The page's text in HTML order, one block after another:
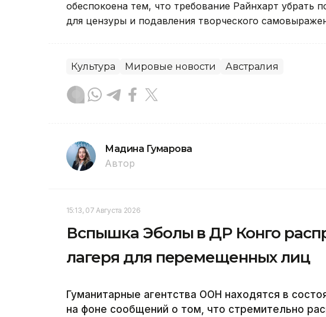
обеспокоена тем, что требование Райнхарт убрать
для цензуры и подавления творческого
Культура Мировые новости Австралия
Мадина Гумарова
Автор
15:13, 07 Августа 2026
Вспышка Эболы в ДР Конго
лагеря для перемещенных лиц
Гуманитарные агентства ООН находятся в
на фоне сообщений о том, что стремительно